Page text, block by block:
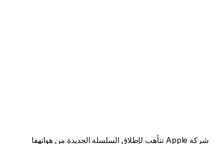
شركة Apple تتأهب لإطلاق السلسلة الجديدة من هواتهفا